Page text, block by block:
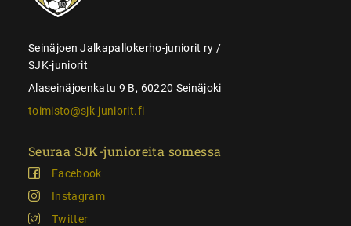
Seinäjoen Jalkapallokerho-juniorit ry /
SJK-juniorit
Alaseinäjoenkatu 9 B, 60220 Seinäjoki
toimisto@sjk-juniorit.fi
Seuraa SJK-junioreita somessa
Facebook
Instagram
Twitter